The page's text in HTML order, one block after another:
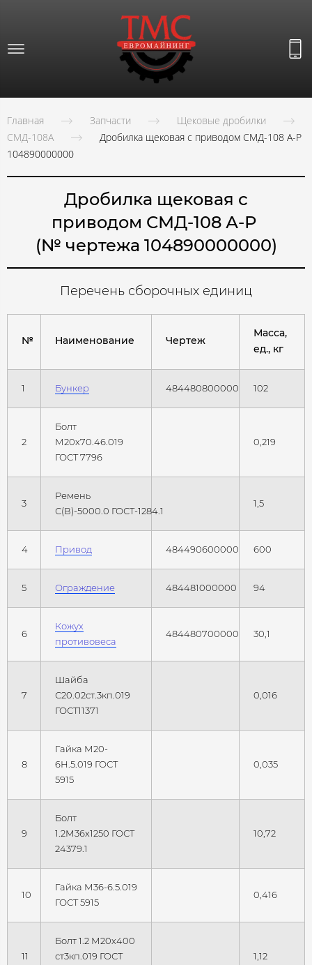
Главная Запчасти
Щековые дробилки
СМД-108А
Дробилка щековая с приводом СМД-108 А-Р
104890000000
Дробилка щековая с
приводом СМД-108 А-Р
(№ чертежа 104890000000)
Перечень сборочных единиц
№ Наименование Чертеж
Масса,
ед., кг
1 Бункер 484480800000 102
2
Болт
М20х70.46.019
ГОСТ 7796
0,219
3
Ремень
С(В)-5000.0 ГОСТ-1284.1
1,5
4 Привод 484490600000 600
5 Ограждение 484481000000 94
6
Кожух
противовеса
484480700000 30,1
7
Шайба
С20.02ст.3кп.019
ГОСТ11371
0,016
8
Гайка М20-
6Н.5.019 ГОСТ
5915
0,035
9
Болт
1.2М36х1250 ГОСТ
24379.1
10,72
10
Гайка М36-6.5.019
ГОСТ 5915
0,416
11
Болт 1.2 М20х400
ст3кп.019 ГОСТ
1,12